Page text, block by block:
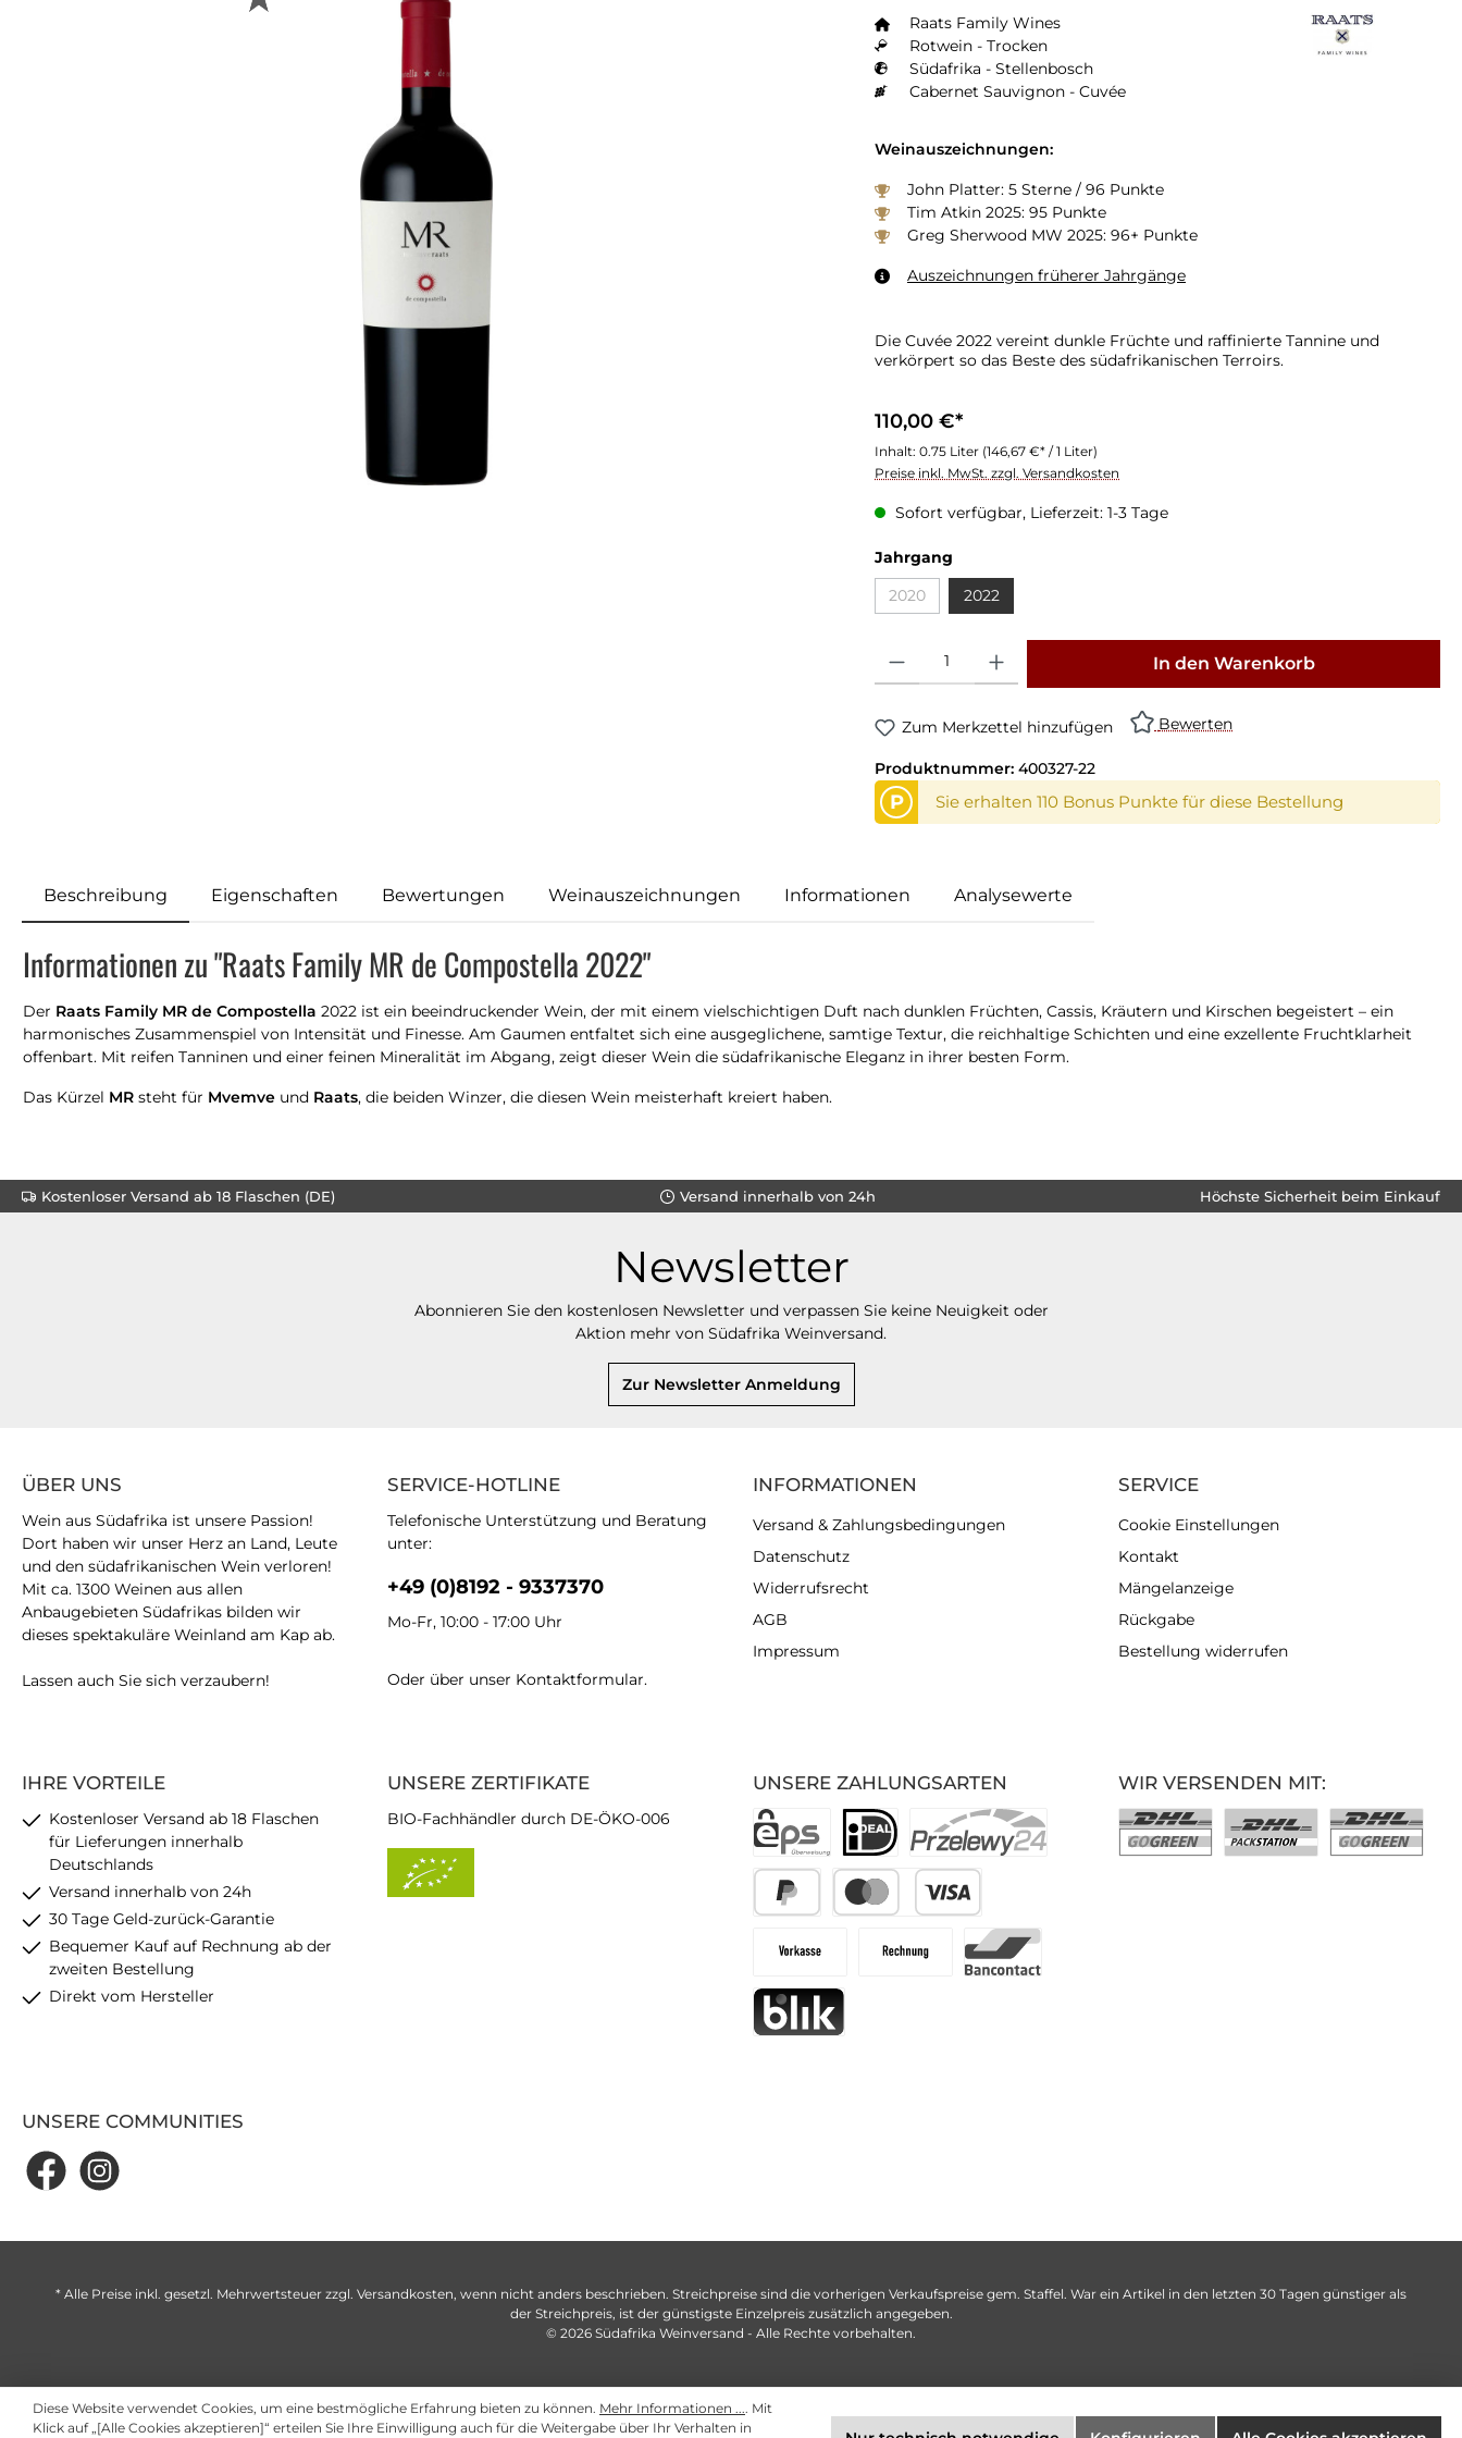
Raats Family Wines
Rotwein - Trocken
Südafrika - Stellenbosch
Cabernet Sauvignon - Cuvée
Weinauszeichnungen:
John Platter: 5 Sterne / 96 Punkte
Tim Atkin 2025: 95 Punkte
Greg Sherwood MW 2025: 96+ Punkte
Auszeichnungen früherer Jahrgänge
Die Cuvée 2022 vereint dunkle Früchte und raffinierte Tannine und
verkörpert so das Beste des südafrikanischen Terroirs.
110,00 €*
Inhalt: 0.75 Liter (146,67 €* / 1 Liter)
Preise inkl. MwSt. zzgl. Versandkosten
Sofort verfügbar, Lieferzeit: 1-3 Tage
Jahrgang
2020
2022
In den Warenkorb
Zum Merkzettel hinzufügen Bewerten
Produktnummer: 400327-22
P Sie erhalten 110 Bonus Punkte für diese Bestellung
Beschreibung Eigenschaften Bewertungen Weinauszeichnungen Informationen Analysewerte
Informationen zu "Raats Family MR de Compostella 2022"
Der Raats Family MR de Compostella 2022 ist ein beeindruckender Wein, der mit einem vielschichtigen Duft nach dunklen Früchten, Cassis, Kräutern und Kirschen begeistert – ein
harmonisches Zusammenspiel von Intensität und Finesse. Am Gaumen entfaltet sich eine ausgeglichene, samtige Textur, die reichhaltige Schichten und eine exzellente Fruchtklarheit
offenbart. Mit reifen Tanninen und einer feinen Mineralität im Abgang, zeigt dieser Wein die südafrikanische Eleganz in ihrer besten Form.
Das Kürzel MR steht für Mvemve und Raats, die beiden Winzer, die diesen Wein meisterhaft kreiert haben.
Kostenloser Versand ab 18 Flaschen (DE) Versand innerhalb von 24h Höchste Sicherheit beim Einkauf
Newsletter
Abonnieren Sie den kostenlosen Newsletter und verpassen Sie keine Neuigkeit oder
Aktion mehr von Südafrika Weinversand.
Zur Newsletter Anmeldung
SERVICE-HOTLINE
Telefonische Unterstützung und Beratung
unter:
+49 (0)8192 - 9337370
Mo-Fr, 10:00 - 17:00 Uhr
Oder über unser Kontaktformular.
IHRE VORTEILE
Kostenloser Versand ab 18 Flaschen
für Lieferungen innerhalb
Deutschlands
Versand innerhalb von 24h
30 Tage Geld-zurück-Garantie
Bequemer Kauf auf Rechnung ab der
zweiten Bestellung
Direkt vom Hersteller
UNSERE ZAHLUNGSARTEN
ÜBER UNS
Wein aus Südafrika ist unsere Passion!
Dort haben wir unser Herz an Land, Leute
und den südafrikanischen Wein verloren!
Mit ca. 1300 Weinen aus allen
Anbaugebieten Südafrikas bilden wir
dieses spektakuläre Weinland am Kap ab.
Lassen auch Sie sich verzaubern!
UNSERE ZERTIFIKATE
BIO-Fachhändler durch DE-ÖKO-006
INFORMATIONEN
Versand & Zahlungsbedingungen
Datenschutz
Widerrufsrecht
AGB
Impressum
SERVICE
Cookie Einstellungen
Kontakt
Mängelanzeige
Rückgabe
Bestellung widerrufen
UNSERE COMMUNITIES
WIR VERSENDEN MIT:
* Alle Preise inkl. gesetzl. Mehrwertsteuer zzgl. Versandkosten, wenn nicht anders beschrieben. Streichpreise sind die vorherigen Verkaufspreise gem. Staffel. War ein Artikel in den letzten 30 Tagen günstiger als
der Streichpreis, ist der günstigste Einzelpreis zusätzlich angegeben.
© 2026 Südafrika Weinversand - Alle Rechte vorbehalten.
Diese Website verwendet Cookies, um eine bestmögliche Erfahrung bieten zu können. Mehr Informationen .... Mit
Klick auf „[Alle Cookies akzeptieren]“ erteilen Sie Ihre Einwilligung auch für die Weitergabe über Ihr Verhalten in